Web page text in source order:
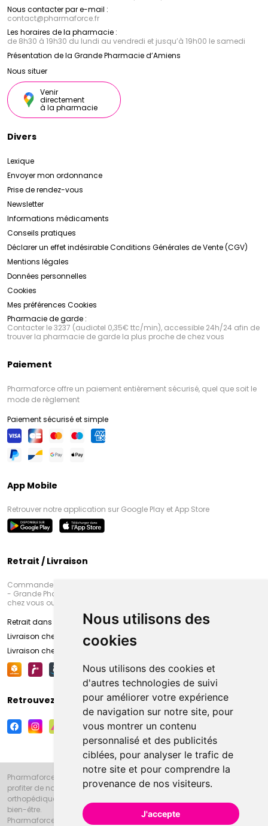
Nous utilisons des
cookies
Nous utilisons des cookies et
d'autres technologies de suivi
pour améliorer votre expérience
de navigation sur notre site, pour
vous montrer un contenu
personnalisé et des publicités
ciblées, pour analyser le trafic de
notre site et pour comprendre la
provenance de nos visiteurs.
J'accepte
Nous contacter par e-mail :
contact@pharmaforce.fr
Les horaires de la pharmacie :
de 8h30 à 19h30 du lundi au vendredi et jusqu’à 19h00 le samedi
Présentation de la Grande Pharmacie d’Amiens
Nous situer
Venir
directement
à la pharmacie
Divers
Lexique
Envoyer mon ordonnance
Prise de rendez-vous
Newsletter
Informations médicaments
Conseils pratiques
Déclarer un effet indésirableConditions Générales de Vente (CGV)
Mentions légales
Données personnelles
Cookies
Mes préférences Cookies
Pharmacie de garde :
Contacter le 3237 (audiotel 0,35€ ttc/min), accessible 24h/24 afin de
trouver la pharmacie de garde la plus proche de chez vous
Paiement
Pharmaforce offre un paiement entièrement sécurisé, quel que soit le
mode de règlement
Paiement sécurisé et simple
App Mobile
Retrouver notre application sur Google Play et App Store
Retrait / Livraison
Commandez en ligne et venez chercher votre commande à Amiens
- Grande Pharmacie d’Amiens (Fachon) ou recevez-là rapidement
chez vous ou en point retrait
Retrait dans la pharmacie d’Amiens
Livraison chez vous
Livraison chez votre commerçant
Retrouvez-nous sur vos réseaux sociaux
Pharmaforce.fr et la Grande Pharmacie d’Amiens vous souhaitent de
profiter de notre accueil, de nos conseils pharmaceutiques,
orthopédiques, homéopathiques, parapharmaceutiques, beauté et
bien-être.
Pharmaforce.fr est le site internet de la Grande Pharmacie d’Amiens.